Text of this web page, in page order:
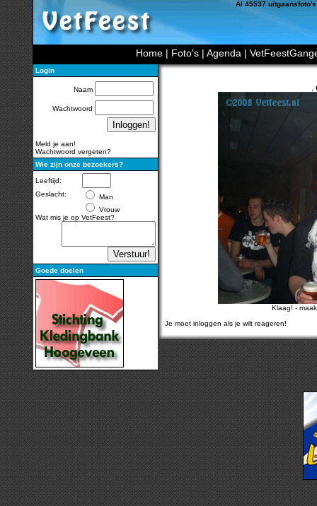
Al 45537
Home | Foto's | Agenda |
Login
Naam
Wachtwoord
Meld je aan!
Wachtwoord vergeten?
Wie zijn onze bezoekers?
Leeftijd:
Geslacht:
Man
Vrouw
Wat mis je op VetFeest?
Goede doelen
Klaag! -
Je moet inloggen als je wilt reageren!